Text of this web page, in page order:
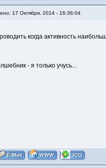
17 Октября, 2014 - 16:36:04
когда активность
- я только учусь...